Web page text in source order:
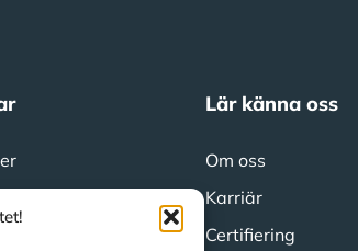
Lär känna oss
Om oss
Karriär
Certifiering